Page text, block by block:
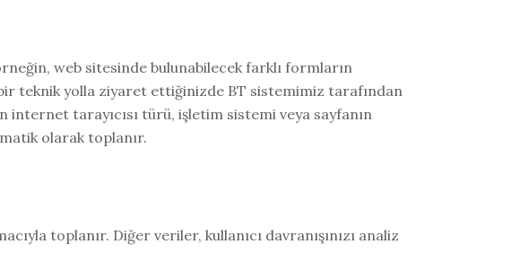
web sitesinde bulunabilecek farklı formların
teknik yolla ziyaret ettiğinizde BT sistemimiz tarafından
tarayıcısı türü, işletim sistemi veya sayfanın
olarak toplanır.
toplanır. Diğer veriler, kullanıcı davranışınızı analiz